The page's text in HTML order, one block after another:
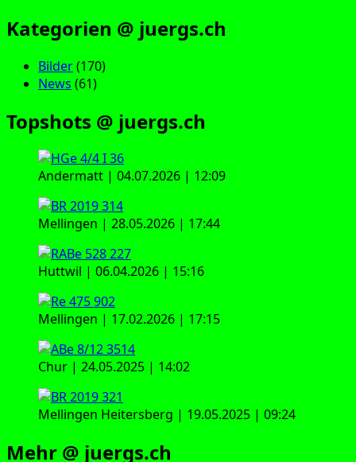
Kategorien @ juergs.ch
Bilder(170)
News (61)
Topshots @ juergs.ch
Andermatt | 04.07.2026 | 12:09
Mellingen | 28.05.2026 | 17:44
Huttwil | 06.04.2026 | 15:16
Mellingen | 17.02.2026 | 17:15
Chur | 24.05.2025 | 14:02
Mellingen Heitersberg | 19.05.2025 | 09:24
Mehr @ juergs.ch